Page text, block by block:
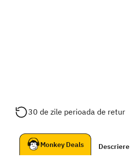
30 de zile perioada de retur
Monkey Deals Descriere